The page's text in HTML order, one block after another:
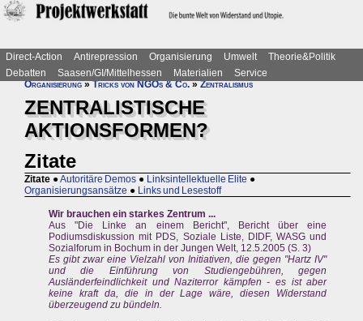
Direct-Action Antirepression Organisierung Umwelt
Theorie&Politik
Debatten
Saasen/GI/Mittelhessen Materialien
Service
Organisierung»Tricks von NGOs & Co.»Zentralismus
ZENTRALISTISCHE
AKTIONSFORMEN?
Zitate
Zitate ●Autoritäre Demos ● Linksintellektuelle Elite ●
Organisierungsansätze ● Links und Lesestoff
Wir brauchen ein starkes Zentrum ...
Aus "Die Linke an einem Bericht", Bericht über eine
Podiumsdiskussion mit PDS, Soziale Liste, DIDF, WASG und
Sozialforum in Bochum in der Jungen Welt, 12.5.2005 (S. 3)
Es gibt zwar eine Vielzahl von Initiativen, die gegen "Hartz IV"
und die Einführung von Studiengebühren, gegen
Ausländerfeindlichkeit und Naziterror kämpfen - es ist aber
keine kraft da, die in der Lage wäre, diesen Widerstand
überzeugend zu bündeln.